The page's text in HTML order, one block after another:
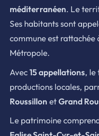
méditerranéen. Le
Ses habitants sont
commune est rattachée
Métropole.
Avec15 appellations, le
productions locales,
Roussillon etGrand
Le patrimoine